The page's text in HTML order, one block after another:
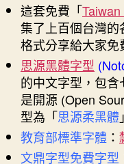
這套免費「
集了上百個台灣
格式分享給大家免
思源黑體字型
的中文字型，包
是開源 (Open
型為「思源柔黑體
教育部標準字體 ：
文鼎字型免費字型